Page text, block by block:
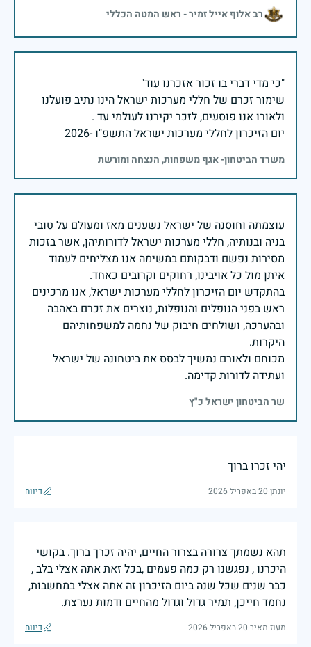
רב אלוף אייל זמיר - ראש המטה הכללי
שימור זכרם של חללי מערכות ישראל הינו נתיב פועלנו
יום הזיכרון לחללי מערכות ישראל התשפ"ו -2026
משרד הביטחון- אגף משפחות, הנצחה ומורשת
עוצמתה וחוסנה של ישראל נשענים מאז ומעולם על טובי
בניה ובנותיה, חללי מערכות ישראל לדורותיהן, אשר בזכות
מסירות נפשם ודבקותם במשימה אנו מצליחים לעמוד
בהתקדש יום הזיכרון לחללי מערכות ישראל, אנו מרכינים
ראש בפני הנופלים והנופלות, נוצרים את זכרם באהבה
ובהערכה, ושולחים חיבוק של נחמה למשפחותיהם
מכוחם ולאורם נמשיך לבסס את ביטחונה של ישראל
ועתידה לדורות קדימה.
שר הביטחון ישראל כ"ץ
יהי זכרו ברוך
יונתן|20 באפריל 2026 דיווח
תהא נשמתך צרורה בצרור החיים, יהיה זכרך ברוך. בקושי
היכרנו , נפגשנו רק כמה פעמים ,בכל זאת אתה אצלי בלב ,
כבר שנים שכל שנה ביום הזיכרון זה אתה אצלי במחשבות,
נחמד חייכן, תמיר גדול וגדול מהחיים ודמות נערצת.
מעוז מאיר|20 באפריל 2026 דיווח